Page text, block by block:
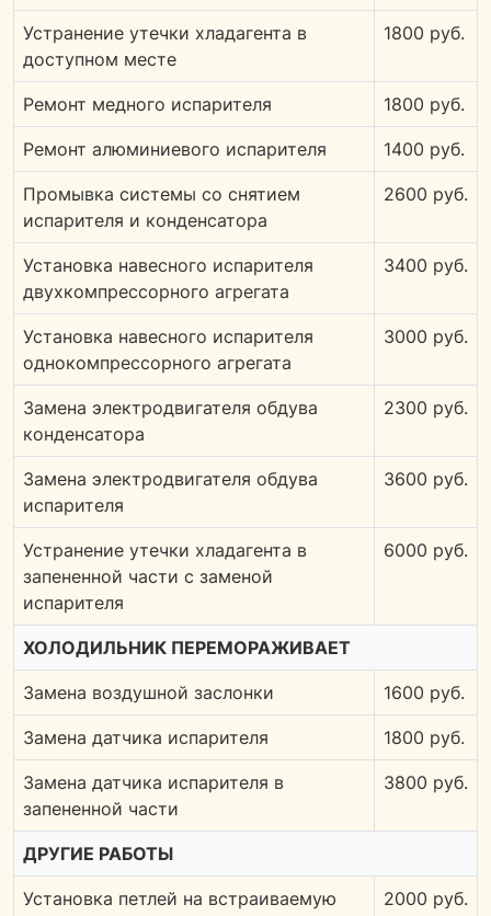
Устранение утечки хладагента в
доступном месте
1800 руб.
Ремонт медного испарителя 1800 руб.
Ремонт алюминиевого испарителя 1400 руб.
Промывка системы со снятием
испарителя и конденсатора
2600 руб.
Установка навесного испарителя
двухкомпрессорного агрегата
3400 руб.
Установка навесного испарителя
однокомпрессорного агрегата
3000 руб.
Замена электродвигателя обдува
конденсатора
2300 руб.
Замена электродвигателя обдува
испарителя
3600 руб.
Устранение утечки хладагента в
запененной части с заменой
испарителя
6000 руб.
ХОЛОДИЛЬНИК ПЕРЕМОРАЖИВАЕТ
Замена воздушной заслонки 1600 руб.
Замена датчика испарителя 1800 руб.
Замена датчика испарителя в
запененной части
3800 руб.
ДРУГИЕ РАБОТЫ
Установка петлей на встраиваемую
2000 руб.